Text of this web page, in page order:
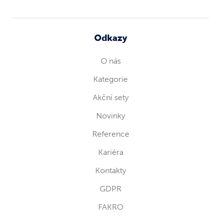
Odkazy
O nás
Kategorie
Akční sety
Novinky
Reference
Kariéra
Kontakty
GDPR
FAKRO